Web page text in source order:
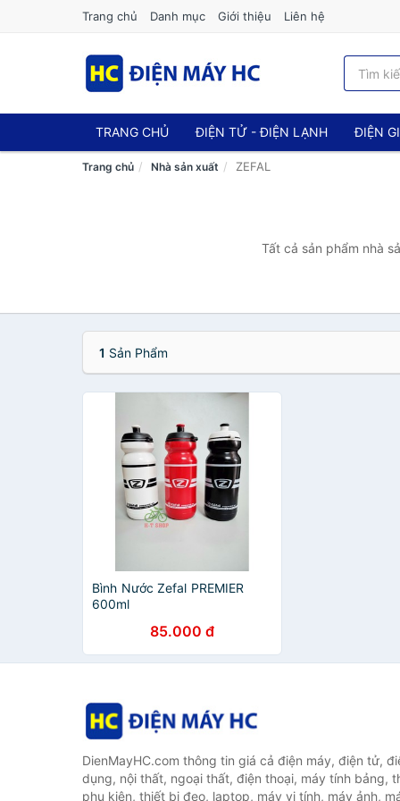
Trang chủ Danh mục Giới thiệu Liên hệ
TRANG CHỦ ĐIỆN TỬ - ĐIỆN LẠNH ĐIỆN
Trang chủ Nhà sản xuất ZEFAL
Tất cả sản phẩm nhà
1 Sản Phẩm
Bình Nước Zefal PREMIER
600ml
85.000 đ
DienMayHC.com thông tin giá cả điện máy, điện tử,
dụng, nội thất, ngoại thất, điện thoại, máy tính bảng,
phụ kiện, thiết bị đeo, laptop, máy vi tính, máy ảnh,